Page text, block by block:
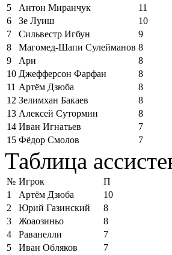
5
Антон Миранчук
11
6
Зе Луиш
10
7
Сильвестр Игбун
9
8
Магомед-Шапи Сулейманов 8
9
Ари
8
10 Джефферсон Фарфан
8
11 Артём Дзюба
8
12 Зелимхан Бакаев
8
13 Алексей Сутормин
8
14 Иван Игнатьев
7
15 Фёдор Смолов 7
Таблица
№ Игрок
П
1
Артём Дзюба
10
2
Юрий Газинский
8
3
Жоаозиньо
8
4
Раванелли
7
5
Иван Обляков
7